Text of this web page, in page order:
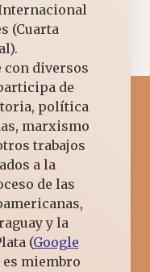
(Cuarta
con diversos
de
política
marxismo
trabajos
a la
de las
y la
(Google
miembro